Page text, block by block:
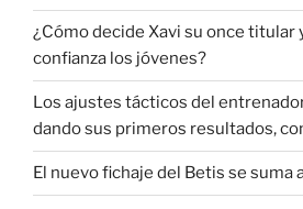
¿Cómo decide Xavi su once titular
confianza los jóvenes?
Los ajustes tácticos del
dando sus primeros resultados,
El nuevo fichaje del Betis se suma